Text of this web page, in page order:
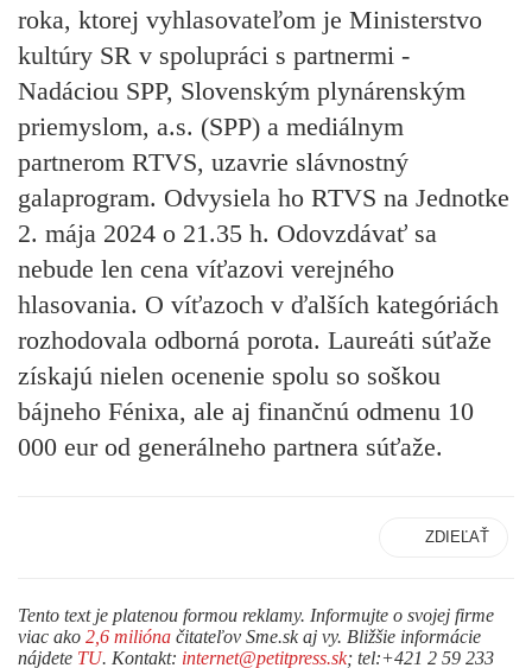
roka, ktorej vyhlasovateľom je Ministerstvo
kultúry SR v spolupráci s partnermi -
Nadáciou SPP, Slovenským plynárenským
priemyslom, a.s. (SPP) a mediálnym
partnerom RTVS, uzavrie slávnostný
galaprogram. Odvysiela ho RTVS na Jednotke
2. mája 2024 o 21.35 h. Odovzdávať sa
nebude len cena víťazovi verejného
hlasovania. O víťazoch v ďalších kategóriách
rozhodovala odborná porota. Laureáti súťaže
získajú nielen ocenenie spolu so soškou
bájneho Fénixa, ale aj finančnú odmenu 10
000 eur od generálneho partnera súťaže.
ZDIEĽAŤ
Tento text je platenou formou reklamy. Informujte o svojej firme
viac ako 2,6 milióna čitateľov Sme.sk aj vy. Bližšie informácie
nájdete TU. Kontakt: internet@petitpress.sk; tel:+421 2 59 233